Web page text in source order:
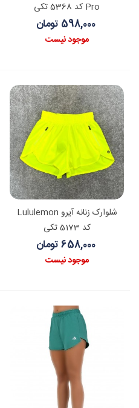
Pro کد 5368 تکی
598,000 تومان
موجود نیست
شلوارک زنانه آیرو Lululemon
کد 5173 تکی
658,000 تومان
موجود نیست